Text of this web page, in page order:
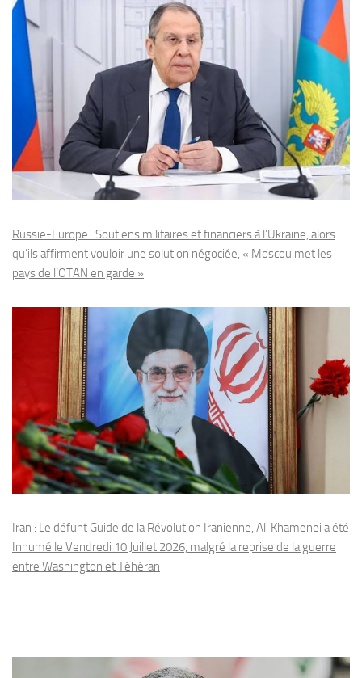
Russie-Europe : Soutiens militaires et financiers à l’Ukraine, alors
qu’ils affirment vouloir une solution négociée, « Moscou met les
pays de l’OTAN en garde »
Iran : Le défunt Guide de la Révolution Iranienne, Ali Khamenei a été
Inhumé le Vendredi 10 Juillet 2026, malgré la reprise de la guerre
entre Washington et Téhéran